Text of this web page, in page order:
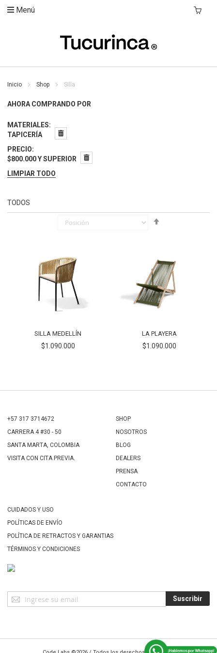
Menú Mi
Inicio Shop Silla
AHORA COMPRANDO POR
MATERIALES
TAPICERÍA
PRECIO
$800.000 Y SUPERIOR
LIMPIAR TODO
TODOS
SILLA MEDELLÍN
$1.090.000
LA PLAYERA
$1.090.000
+57 317 3714672
CARRERA 4 #30 - 50
SANTA MARTA, COLOMBIA
VISITA CON CITA PREVIA.
SHOP
NOSOTROS
BLOG
DEALERS
PRENSA
CONTACTO
CUIDADOS Y USO
POLÍTICAS DE ENVÍO
POLÍTICA DE RETRACTOS Y GARANTIAS
TÉRMINOS Y CONDICIONES
Suscríbase
a
Suscribir